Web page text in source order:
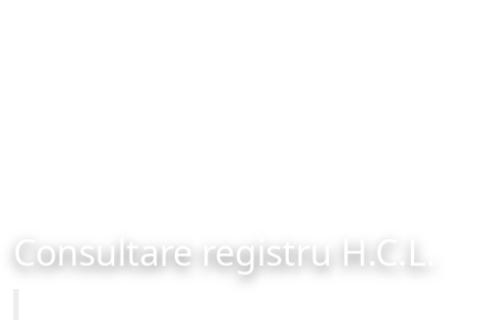
Consultare registru H.C.L.